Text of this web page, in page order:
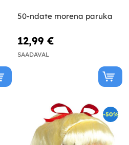
50-ndate morena paruka
12,99 €
SAADAVAL
-50%